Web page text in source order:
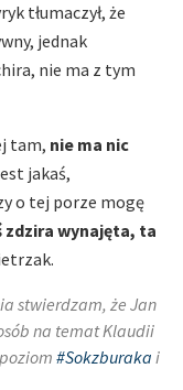
tłumaczył, że
jednak
nie ma z tym
tam, nie ma nic
jakaś,
o tej porze mogę
zdzira wynajęta, ta
stwierdzam, że Jan
na temat Klaudii
#Sokzburaka i